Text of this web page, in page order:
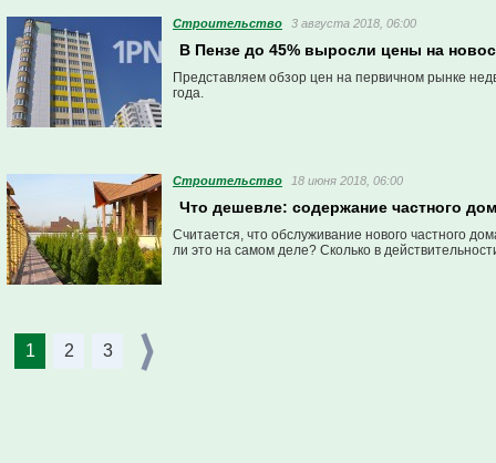
Строительство 3 августа 2018, 06:00
В Пензе до 45% выросли цены на
Представляем обзор цен на первичном рынке
года.
Строительство 18 июня 2018, 06:00
Что дешевле: содержание частного
Считается, что обслуживание нового частного
ли это на самом деле? Сколько в
1 2 3